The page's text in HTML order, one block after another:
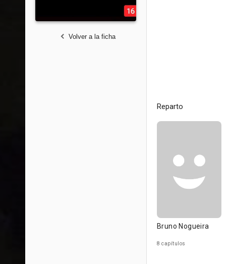
Volver a la ficha
Reparto
Bruno Nogueira
8 capítulos